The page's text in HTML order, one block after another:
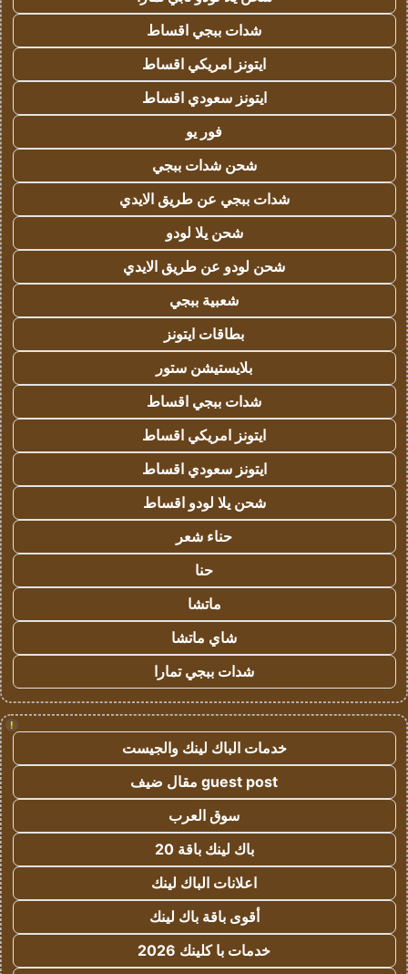
شدات ببجي اقساط
ايتونز امريكي اقساط
ايتونز سعودي اقساط
فور يو
شحن شدات ببجي
شدات ببجي عن طريق الايدي
شحن يلا لودو
شحن لودو عن طريق الايدي
شعبية ببجي
بطاقات ايتونز
بلايستيشن ستور
شدات ببجي اقساط
ايتونز امريكي اقساط
ايتونز سعودي اقساط
شحن يلا لودو اقساط
حناء شعر
حنا
ماتشا
شاي ماتشا
شدات ببجي تمارا
!
خدمات الباك لينك والجيست
guest post مقال ضيف
سوق العرب
باك لينك باقة 20
اعلانات الباك لينك
أقوى باقة باك لينك
خدمات با كلينك 2026